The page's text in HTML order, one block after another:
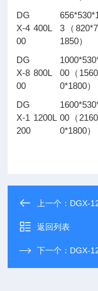
DG
X-4
00
400L
3 （
1850）
DG
X-8
00
800L
00 （
0*1800）
DG
X-1
200
1200L 00 （
0*1800）
上一个： DGX-1200专业
返回列表
下一个： DGX-